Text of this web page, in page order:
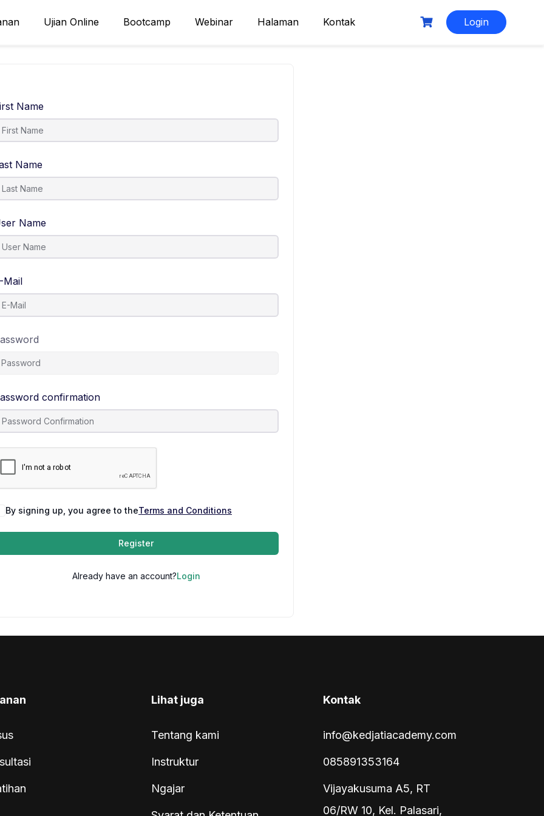
Ujian Online Bootcamp Webinar Halaman Kontak Login
Name
Name
Name
Mail
confirmation
By signing up, you agree to theTerms and Conditions
Register
Already have an account?Login
Lihat juga
Tentang kami
Instruktur
Ngajar
Kontak
info@kedjatiacademy.com
085891353164
Vijayakusuma A5, RT
06/RW 10, Kel. Palasari,